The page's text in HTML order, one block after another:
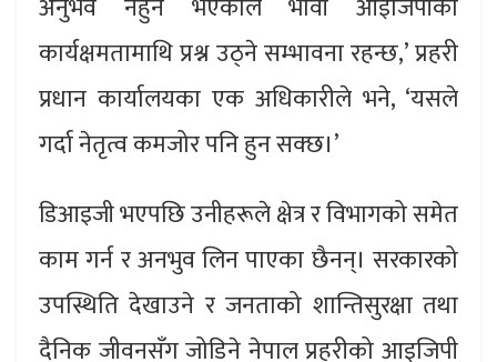
कार्यक्षमतामाथि प्रश्न उठ्ने सम्भावना रहन्छ,’ प्रहरी
प्रधान कार्यालयका एक अधिकारीले भने, ‘यसले
गर्दा नेतृत्व कमजोर पनि हुन सक्छ।’
डिआइजी भएपछि उनीहरूले क्षेत्र र विभागको समेत
काम गर्न र अनभुव लिन पाएका छैनन्। सरकारको
उपस्थिति देखाउने र जनताको शान्तिसुरक्षा तथा
दैनिक जीवनसँग जोडिने नेपाल प्रहरीको आइजिपी